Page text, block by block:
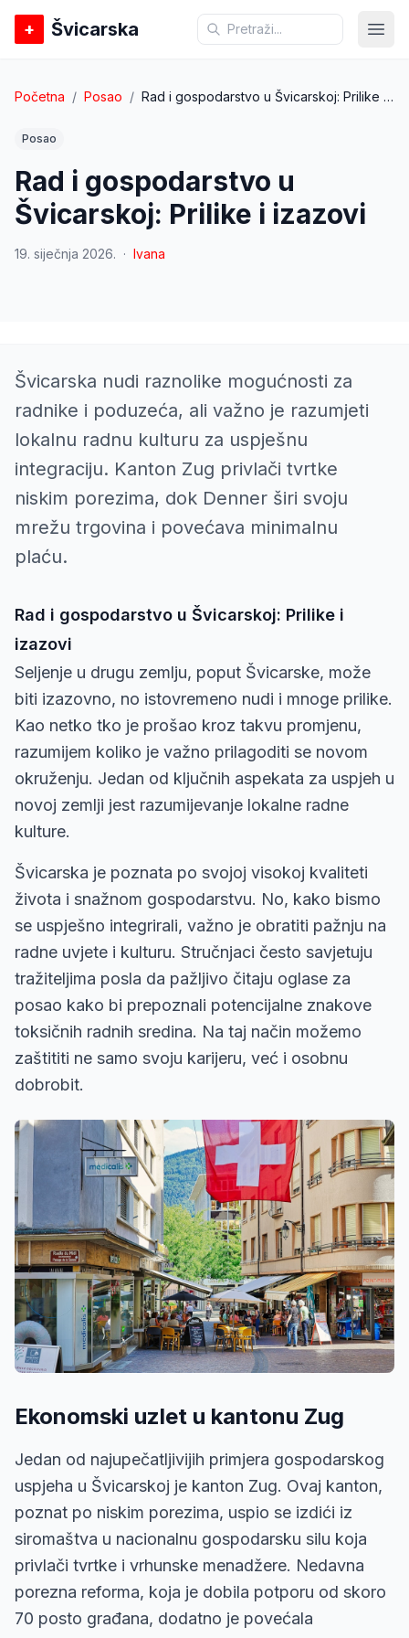
+ Švicarska
Početna / Posao / Rad i gospodarstvo u Švicarskoj: Prilike i izazovi
Posao
Rad i gospodarstvo u
Švicarskoj: Prilike i izazovi
19. siječnja 2026. · Ivana
Švicarska nudi raznolike mogućnosti za
radnike i poduzeća, ali važno je razumjeti
lokalnu radnu kulturu za uspješnu
integraciju. Kanton Zug privlači tvrtke
niskim porezima, dok Denner širi svoju
mrežu trgovina i povećava minimalnu
plaću.
Rad i gospodarstvo u Švicarskoj: Prilike i
izazovi
Seljenje u drugu zemlju, poput Švicarske, može
biti izazovno, no istovremeno nudi i mnoge prilike.
Kao netko tko je prošao kroz takvu promjenu,
razumijem koliko je važno prilagoditi se novom
okruženju. Jedan od ključnih aspekata za uspjeh u
novoj zemlji jest razumijevanje lokalne radne
kulture.
Švicarska je poznata po svojoj visokoj kvaliteti
života i snažnom gospodarstvu. No, kako bismo
se uspješno integrirali, važno je obratiti pažnju na
radne uvjete i kulturu. Stručnjaci često savjetuju
tražiteljima posla da pažljivo čitaju oglase za
posao kako bi prepoznali potencijalne znakove
toksičnih radnih sredina. Na taj način možemo
zaštititi ne samo svoju karijeru, već i osobnu
dobrobit.
Ekonomski uzlet u kantonu Zug
Jedan od najupečatljivijih primjera gospodarskog
uspjeha u Švicarskoj je kanton Zug. Ovaj kanton,
poznat po niskim porezima, uspio se izdići iz
siromaštva u nacionalnu gospodarsku silu koja
privlači tvrtke i vrhunske menadžere. Nedavna
porezna reforma, koja je dobila potporu od skoro
70 posto građana, dodatno je povećala